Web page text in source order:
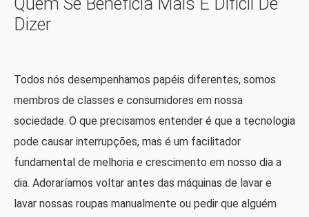
Quem Se Beneficia Mais É Difícil De
Dizer
Todos nós desempenhamos papéis diferentes, somos
membros de classes e consumidores em nossa
sociedade. O que precisamos entender é que a tecnologia
pode causar interrupções, mas é um facilitador
fundamental de melhoria e crescimento em nosso dia a
dia. Adoraríamos voltar antes das máquinas de lavar e
lavar nossas roupas manualmente ou pedir que alguém